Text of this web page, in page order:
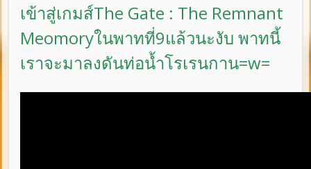
เข้าสู่เกมส์The Gate : The Remnant
Meomoryในพาทที่9แล้วนะงับ พาทนี้
เราจะมาลงดันท่อน้ำโรเรนกาน=w=